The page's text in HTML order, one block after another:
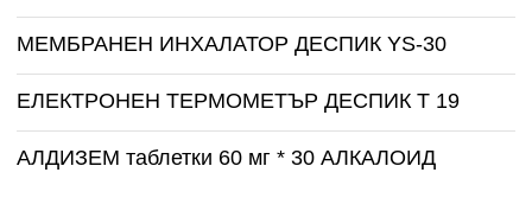
МЕМБРАНЕН ИНХАЛАТОР ДЕСПИК YS-30
ЕЛЕКТРОНЕН ТЕРМОМЕТЪР ДЕСПИК T 19
АЛДИЗЕМ таблетки 60 мг * 30 АЛКАЛОИД